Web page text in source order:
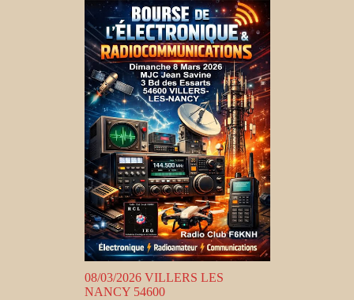
08/03/2026 VILLERS LES
NANCY 54600